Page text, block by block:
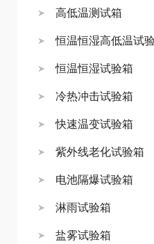
高低温测试箱
恒温恒湿高低温试
恒温恒湿试验箱
冷热冲击试验箱
快速温变试验箱
紫外线老化试验箱
电池隔爆试验箱
淋雨试验箱
盐雾试验箱